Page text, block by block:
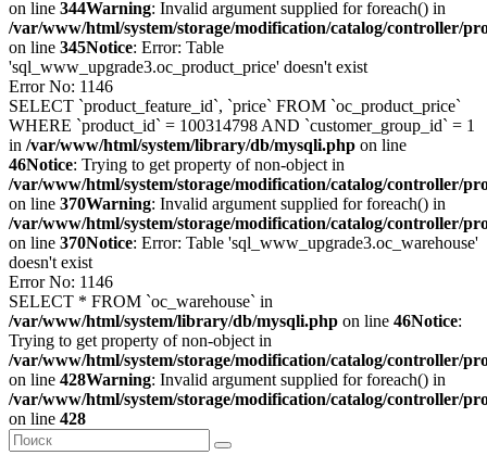
on line 344Warning: Invalid argument supplied for foreach() in
/var/www/html/system/storage/modification/catalog/controller/
on line 345Notice: Error: Table
'sql_www_upgrade3.oc_product_price' doesn't exist
Error No: 1146
SELECT `product_feature_id`, `price` FROM `oc_product_price`
WHERE `product_id` = 100314798 AND `customer_group_id` = 1
in /var/www/html/system/library/db/mysqli.php on line
46Notice: Trying to get property of non-object in
/var/www/html/system/storage/modification/catalog/controller/
on line 370Warning: Invalid argument supplied for foreach() in
/var/www/html/system/storage/modification/catalog/controller/
on line 370Notice: Error: Table 'sql_www_upgrade3.oc_warehouse'
doesn't exist
Error No: 1146
SELECT * FROM `oc_warehouse` in
/var/www/html/system/library/db/mysqli.php on line 46Notice:
Trying to get property of non-object in
/var/www/html/system/storage/modification/catalog/controller/
on line 428Warning: Invalid argument supplied for foreach() in
/var/www/html/system/storage/modification/catalog/controller/
on line 428